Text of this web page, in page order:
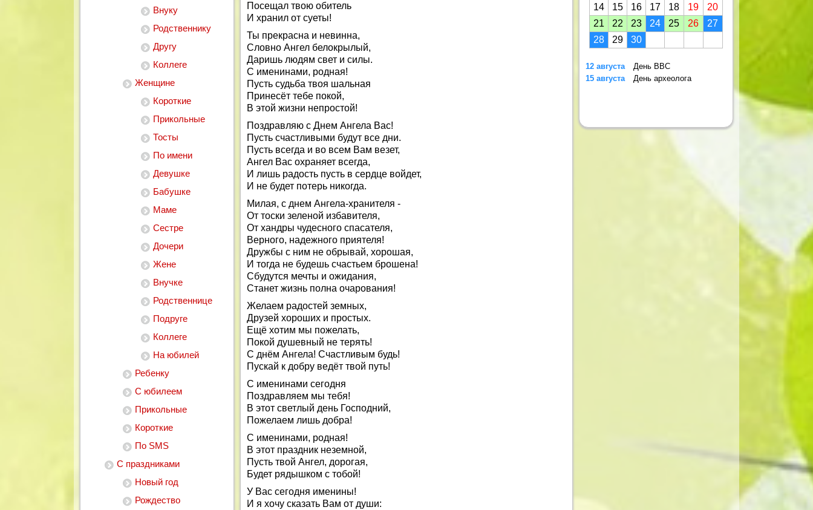
Внуку
Родственнику
Другу
Коллеге
Женщине
Короткие
Прикольные
Тосты
По имени
Девушке
Бабушке
Маме
Сестре
Дочери
Жене
Внучке
Родственнице
Подруге
Коллеге
На юбилей
Ребенку
С юбилеем
Прикольные
Короткие
По SMS
С праздниками
Новый год
Рождество
Посещал твою обитель
И хранил от суеты!
Ты прекрасна и невинна,
Словно Ангел белокрылый,
Даришь людям свет и силы.
С именинами, родная!
Пусть судьба твоя шальная
Принесёт тебе покой,
В этой жизни непростой!
Поздравляю с Днем Ангела Вас!
Пусть счастливыми будут все дни.
Пусть всегда и во всем Вам везет,
Ангел Вас охраняет всегда,
И лишь радость пусть в сердце войдет,
И не будет потерь никогда.
Милая, с днем Ангела-хранителя -
От тоски зеленой избавителя,
От хандры чудесного спасателя,
Верного, надежного приятеля!
Дружбы с ним не обрывай, хорошая,
И тогда не будешь счастьем брошена!
Сбудутся мечты и ожидания,
Станет жизнь полна очарования!
Желаем радостей земных,
Друзей хороших и простых.
Ещё хотим мы пожелать,
Покой душевный не терять!
С днём Ангела! Счастливым будь!
Пускай к добру ведёт твой путь!
С именинами сегодня
Поздравляем мы тебя!
В этот светлый день Господний,
Пожелаем лишь добра!
С именинами, родная!
В этот праздник неземной,
Пусть твой Ангел, дорогая,
Будет рядышком с тобой!
У Вас сегодня именины!
И я хочу сказать Вам от души:
14
15 16 17 18 19
20
21
22 23 24 25 26
27
28
29 30
12 августа
День ВВС
15 августа
День археолога